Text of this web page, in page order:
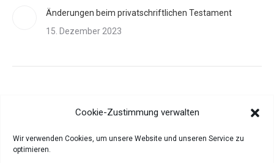
Cookie-Zustimmung verwalten
Wir verwenden Cookies, um unsere Website und unseren Service zu
optimieren.
Änderungen beim privatschriftlichen Testament
15. Dezember 2023
(113)
Mandanten
(110)